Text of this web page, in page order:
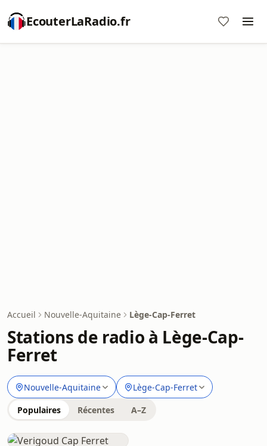
EcouterLaRadio.fr
Accueil Nouvelle-Aquitaine Lège-Cap-Ferret
Stations de radio à Lège-Cap-
Ferret
Nouvelle-Aquitaine Lège-Cap-Ferret
Populaires Récentes A–Z